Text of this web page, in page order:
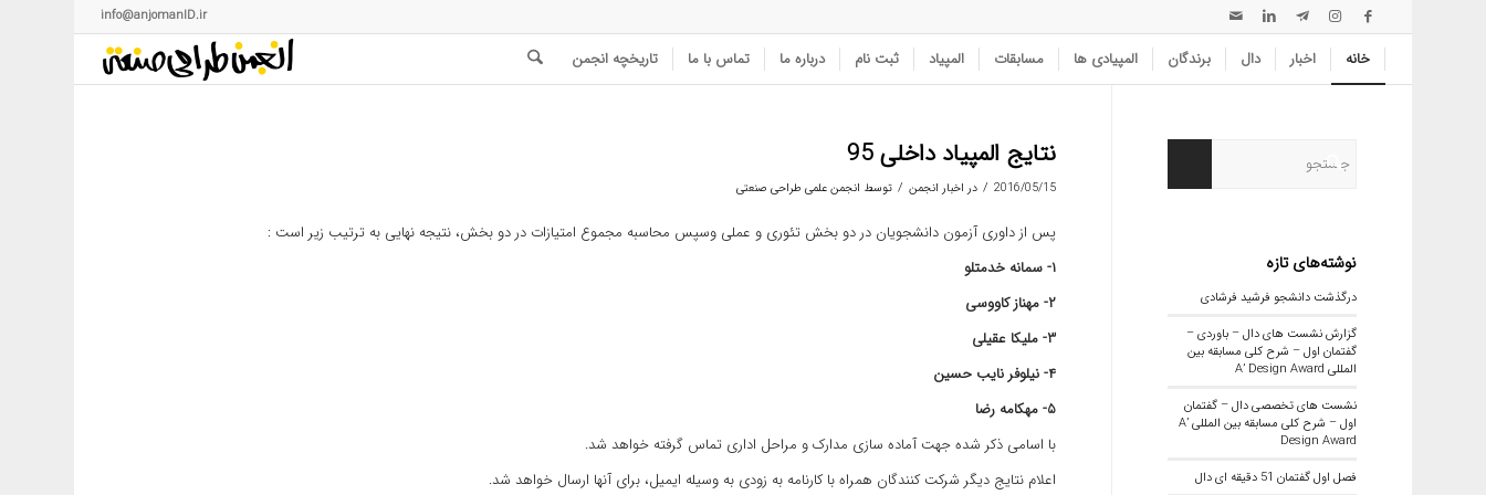
info@anjomanID.ir
خانه اخبار دال برندگان المپیادی ها مسابقات المپیاد ثبت نام درباره ما تماس با ما تاریخچه انجمن
نتایج المپیاد داخلی 95
2016/05/15
/ در اخبار انجمن / توسط انجمن علمی طراحی صنعتی
پس از داوری آزمون دانشجویان در دو بخش تئوری و عملی وسپس محاسبه مجموع امتیازات در دو بخش، نتیجه نهایی به ترتیب زیر است :
۱- سمانه خدمتلو
۲- مهناز کاووسی
۳- ملیکا عقیلی
۴- نیلوفر نایب حسین
۵- مهکامه رضا
با اسامی ذکر شده جهت آماده سازی مدارک و مراحل اداری تماس گرفته خواهد شد.
اعلام نتایج دیگر شرکت کنندگان همراه با کارنامه به زودی به وسیله ایمیل، برای آنها ارسال خواهد شد.
نوشته‌های تازه
درگذشت دانشجو فرشید فرشادی
گزارش نشست های دال – باوردی –
گفتمان اول – شرح کلی مسابقه بین
المللی A’ Design Award
نشست های تخصصی دال – گفتمان
اول – شرح کلی مسابقه بین المللی A’
Design Award
فصل اول گفتمان 51 دقیقه ای دال